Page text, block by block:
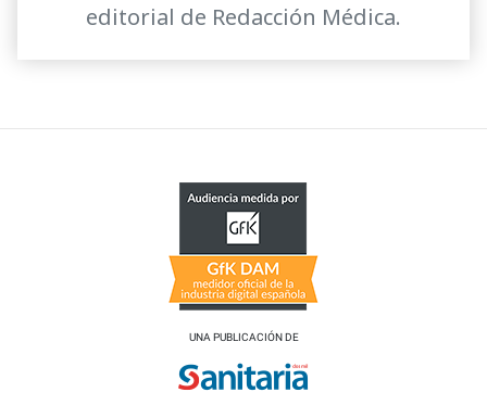
editorial de Redacción Médica.
UNA PUBLICACIÓN DE